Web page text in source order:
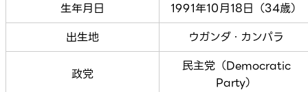
生年月日
1991年10月18日（34歳）
出生地
ウガンダ・カンパラ
政党
民主党（Democratic
Party）